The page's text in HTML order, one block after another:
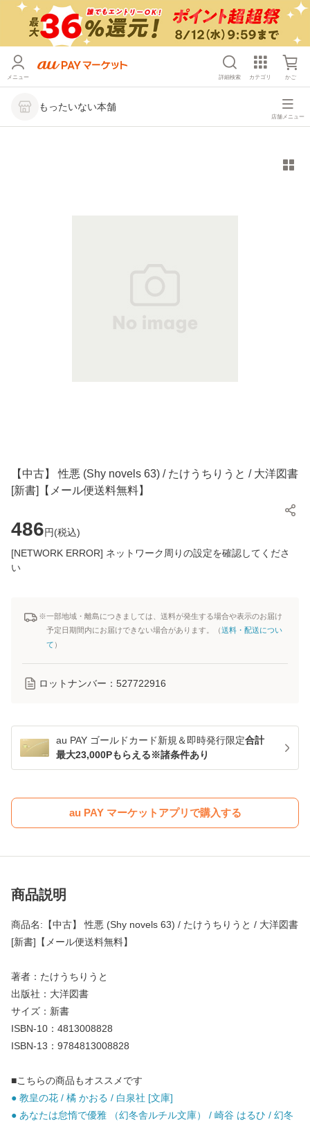
メニュー 詳細検索 カテゴリ かご
もったいない本舗
店舗メニュー
【中古】 性悪 (Shy novels 63) / たけうちりうと / 大洋図書
[新書]【メール便送料無料】
486円(税込)
[NETWORK ERROR] ネットワーク周りの設定を確認してくださ
い
※一部地域・離島につきましては、送料が発生する場合や表示のお届け
予定日期間内にお届けできない場合があります。（送料・配送につい
て ）
ロットナンバー： 527722916
au PAY ゴールドカード新規＆即時発行限定合計
最大23,000Pもらえる※諸条件あり
au PAY マーケットアプリで購入する
商品説明
商品名:【中古】 性悪 (Shy novels 63) / たけうちりうと / 大洋図書
[新書]【メール便送料無料】
著者：たけうちりうと
出版社：大洋図書
サイズ：新書
ISBN-10：4813008828
ISBN-13：9784813008828
■こちらの商品もオススメです
● 教皇の花 / 橘 かおる / 白泉社 [文庫]
● あなたは怠惰で優雅 （幻冬舎ルチル文庫） / 崎谷 はるひ / 幻冬